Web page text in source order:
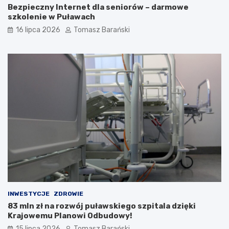
Bezpieczny Internet dla seniorów – darmowe
szkolenie w Puławach
16 lipca 2026 Tomasz Barański
INWESTYCJE ZDROWIE
83 mln zł na rozwój puławskiego szpitala dzięki
Krajowemu Planowi Odbudowy!